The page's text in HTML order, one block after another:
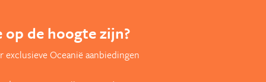
op de hoogte zijn?
exclusieve Oceanië aanbiedingen